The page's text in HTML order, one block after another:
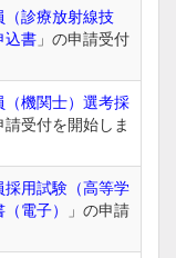
診療放射線技
込書 」の申請受付
機関士）選考採
請受付を開始しま
用試験（高等学
電子）
」の申請